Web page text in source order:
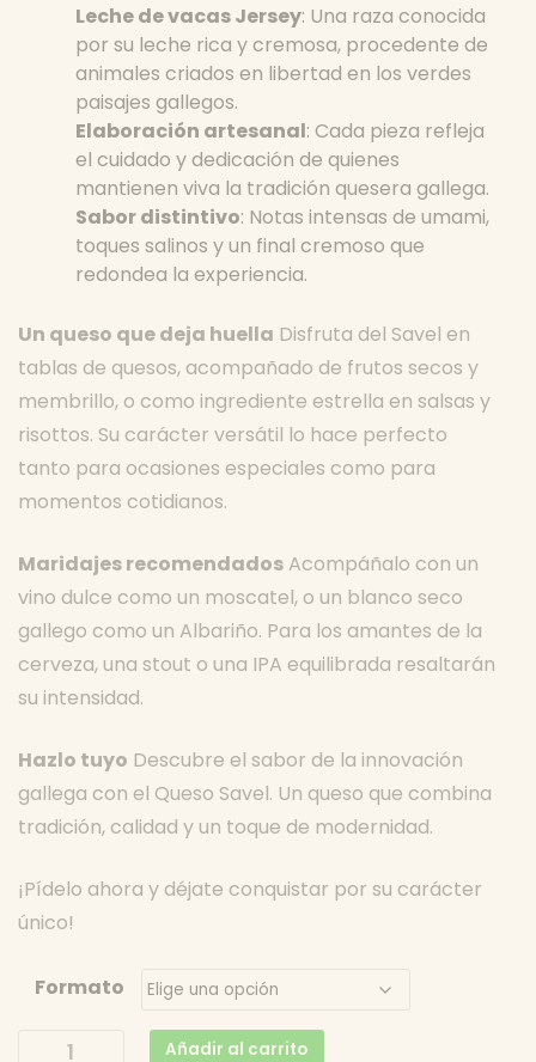
Leche de vacas Jersey: Una raza conocida
por su leche rica y cremosa, procedente de
animales criados en libertad en los verdes
paisajes gallegos.
Elaboración artesanal: Cada pieza refleja
el cuidado y dedicación de quienes
mantienen viva la tradición quesera gallega.
Sabor distintivo: Notas intensas de umami,
toques salinos y un final cremoso que
redondea la experiencia.
Un queso que deja huella Disfruta del Savel en
tablas de quesos, acompañado de frutos secos y
membrillo, o como ingrediente estrella en salsas y
risottos. Su carácter versátil lo hace perfecto
tanto para ocasiones especiales como para
momentos cotidianos.
Maridajes recomendados Acompáñalo con un
vino dulce como un moscatel, o un blanco seco
gallego como un Albariño. Para los amantes de la
cerveza, una stout o una IPA equilibrada resaltarán
su intensidad.
Hazlo tuyo Descubre el sabor de la innovación
gallega con el Queso Savel. Un queso que combina
tradición, calidad y un toque de modernidad.
¡Pídelo ahora y déjate conquistar por su carácter
único!
Formato
Añadir al carrito